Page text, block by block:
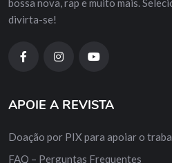
bossa nova, rap e muito mais.
divirta-se!
APOIE A REVISTA
Doação por PIX para apoiar o
FAQ – Perguntas Frequentes